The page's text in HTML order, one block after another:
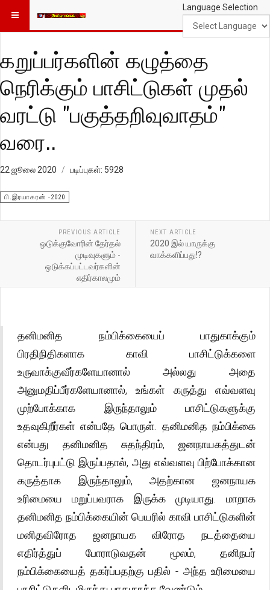
Language Selection
கறுப்பர்களின் கழுத்தை
நெரிக்கும் பாசிட்டுகள் முதல்
வரட்டு "பகுத்தறிவுவாதம்"
வரை..
22 ஜூலை 2020 படிப்புகள்: 5928
பி.இரயாகரன் -2020
PREVIOUS ARTICLE
ஒடுக்குவோரின் தேர்தல்
முடிவுகளும் -
ஒடுக்கப்பட்டவர்களின்
எதிர்காலமும்
NEXT ARTICLE
2020 இல் யாருக்கு
வாக்களிப்பது!?
தனிமனித நம்பிக்கையைப் பாதுகாக்கும்
பிரதிநிதிகளாக காவி பாசிட்டுக்களை
உருவாக்குவீர்களேயானால் அல்லது அதை
அனுமதிப்பீர்களேயானால், உங்கள் கருத்து எவ்வளவு
முற்போக்காக இருந்தாலும் பாசிட்டுகளுக்கு
உதவுகிறீர்கள் என்பதே பொருள். தனிமனித நம்பிக்கை
என்பது தனிமனித சுதந்திரம், ஜனநாயகத்துடன்
தொடர்புபட்டு இருப்பதால், அது எவ்வளவு பிற்போக்கான
கருத்தாக இருந்தாலும், அதற்கான ஜனநாயக
உரிமையை மறுப்பவராக இருக்க முடியாது. மாறாக
தனிமனித நம்பிக்கையின் பெயரில் காவி பாசிட்டுகளின்
மனிதவிரோத ஜனநாயக விரோத நடத்தையை
எதிர்த்துப் போராடுவதன் மூலம், தனிநபர்
நம்பிக்கையைத் தகர்ப்பதற்கு பதில் - அந்த உரிமையை